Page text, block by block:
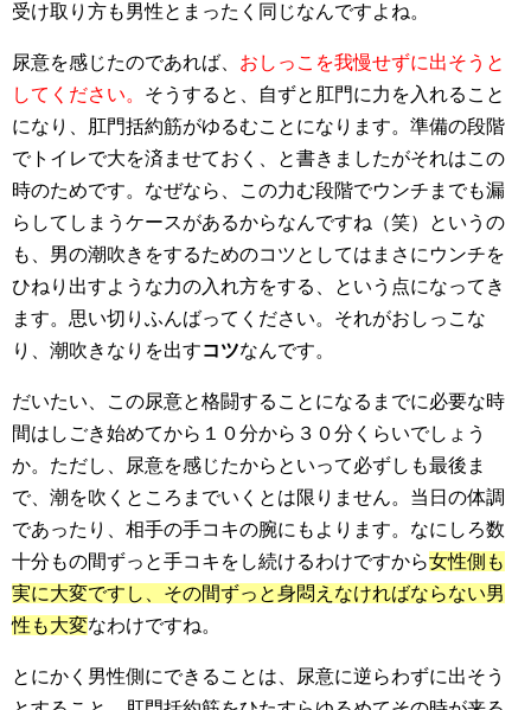
受け取り方も男性とまったく同じなんですよね。
尿意を感じたのであれば、 おしっこを我慢せずに出そうと
してください。 そうすると、自ずと肛門に力を入れること
になり、肛門括約筋がゆるむことになります。準備の段階
でトイレで大を済ませておく、と書きましたがそれはこの
時のためです。なぜなら、この力む段階でウンチまでも漏
らしてしまうケースがあるからなんですね（笑）というの
も、男の潮吹きをするためのコツとしてはまさにウンチを
ひねり出すような力の入れ方をする、という点になってき
ます。思い切りふんばってください。それがおしっこな
り、潮吹きなりを出すコツなんです。
だいたい、この尿意と格闘することになるまでに必要な時
間はしごき始めてから１０分から３０分くらいでしょう
か。ただし、尿意を感じたからといって必ずしも最後ま
で、潮を吹くところまでいくとは限りません。当日の体調
であったり、相手の手コキの腕にもよります。なにしろ数
十分もの間ずっと手コキをし続けるわけですから女性側も
実に大変ですし、その間ずっと身悶えなければならない男
性も大変なわけですね。
とにかく男性側にできることは、尿意に逆らわずに出そう